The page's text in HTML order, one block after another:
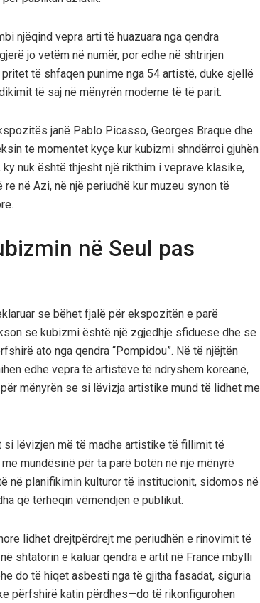
njëqind vepra arti të huazuara nga qendra
jo vetëm në numër, por edhe në shtrirjen
të shfaqen punime nga 54 artistë, duke sjellë
të saj në mënyrën moderne të të parit.
janë Pablo Picasso, Georges Braque dhe
te momentet kyçe kur kubizmi shndërroi gjuhën
nuk është thjesht një rikthim i veprave klasike,
në Azi, në një periudhë kur muzeu synon të
në Seul pas
se bëhet fjalë për ekspozitën e parë
se kubizmi është një zgjedhje sfiduese dhe se
ato nga qendra “Pompidou”. Në të njëjtën
edhe vepra të artistëve të ndryshëm koreanë,
mënyrën se si lëvizja artistike mund të lidhet me
si lëvizjen më të madhe artistike të fillimit të
mundësinë për ta parë botën në një mënyrë
në planifikimin kulturor të institucionit, sidomos në
që tërheqin vëmendjen e publikut.
lidhet drejtpërdrejt me periudhën e rinovimit të
shtatorin e kaluar qendra e artit në Francë mbylli
do të hiqet asbesti nga të gjitha fasadat, siguria
përfshirë katin përdhes—do të rikonfigurohen